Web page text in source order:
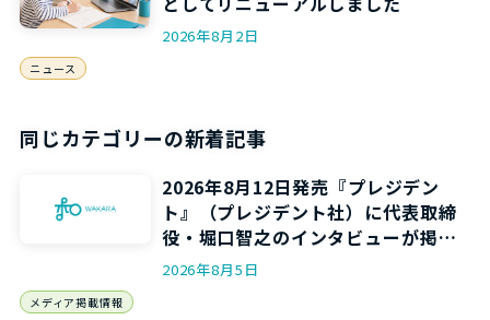
2026年8月2日
ニュース
同じカテゴリーの新着記事
2026年8月12日発売『プレジデン
ト』（プレジデント社）に代表取締
役・堀口智之のインタビューが掲載
されます
2026年8月5日
メディア掲載情報